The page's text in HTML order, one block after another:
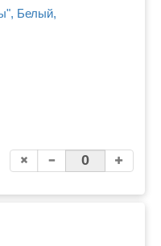
Белый,